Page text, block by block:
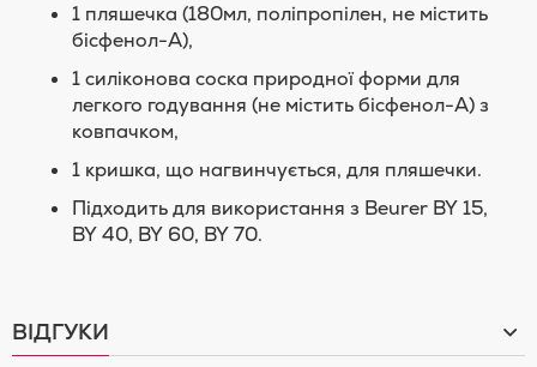
1 пляшечка (180мл, поліпропілен, не містить
бісфенол-А),
1 силіконова соска природної форми для
легкого годування (не містить бісфенол-А) з
ковпачком,
1 кришка, що нагвинчується, для пляшечки.
Підходить для використання з Beurer BY 15,
BY 40, BY 60, BY 70.
ВІДГУКИ